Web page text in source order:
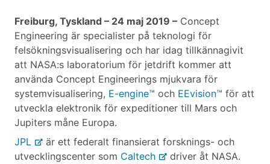
Freiburg, Tyskland – 24 maj 2019 – Concept
Engineering är specialister på teknologi för
felsökningsvisualisering och har idag tillkännagivit
att NASA:s laboratorium för jetdrift kommer att
använda Concept Engineerings mjukvara för
systemvisualisering, E-engine™ och EEvision™ för att
utveckla elektronik för expeditioner till Mars och
Jupiters måne Europa.
JPL
är ett federalt finansierat forsknings- och
utvecklingscenter som Caltech
driver åt NASA.